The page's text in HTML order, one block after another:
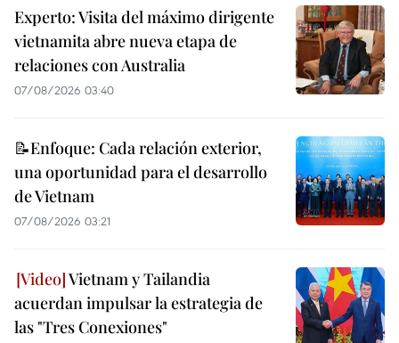
Experto: Visita del máximo dirigente
vietnamita abre nueva etapa de
relaciones con Australia
07/08/2026 03:40
📝Enfoque: Cada relación exterior,
una oportunidad para el desarrollo
de Vietnam
07/08/2026 03:21
Vietnam y Tailandia
acuerdan impulsar la estrategia de
las "Tres Conexiones"